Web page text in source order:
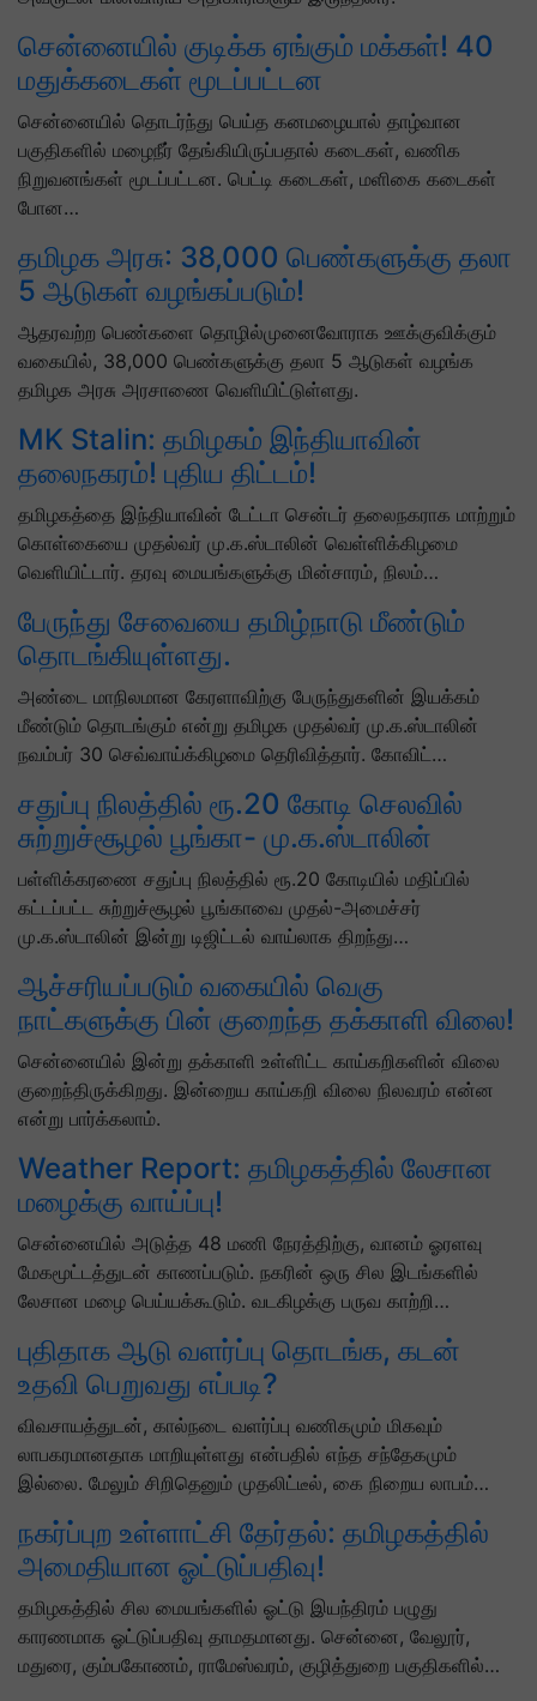
சென்னையில் குடிக்க ஏங்கும் மக்கள்! 40
மதுக்கடைகள் மூடப்பட்டன
சென்னையில் தொடர்ந்து பெய்த கனமழையால் தாழ்வான
பகுதிகளில் மழைநீர் தேங்கியிருப்பதால் கடைகள், வணிக
நிறுவனங்கள் மூடப்பட்டன. பெட்டி கடைகள், மளிகை கடைகள்
போன…
தமிழக அரசு: 38,000 பெண்களுக்கு தலா
5 ஆடுகள் வழங்கப்படும்!
ஆதரவற்ற பெண்களை தொழில்முனைவோராக ஊக்குவிக்கும்
வகையில், 38,000 பெண்களுக்கு தலா 5 ஆடுகள் வழங்க
தமிழக அரசு அரசாணை வெளியிட்டுள்ளது.
MK Stalin: தமிழகம் இந்தியாவின்
தலைநகரம்! புதிய திட்டம்!
தமிழகத்தை இந்தியாவின் டேட்டா சென்டர் தலைநகராக மாற்றும்
கொள்கையை முதல்வர் மு.க.ஸ்டாலின் வெள்ளிக்கிழமை
வெளியிட்டார். தரவு மையங்களுக்கு மின்சாரம், நிலம்…
பேருந்து சேவையை தமிழ்நாடு மீண்டும்
தொடங்கியுள்ளது.
அண்டை மாநிலமான கேரளாவிற்கு பேருந்துகளின் இயக்கம்
மீண்டும் தொடங்கும் என்று தமிழக முதல்வர் மு.க.ஸ்டாலின்
நவம்பர் 30 செவ்வாய்க்கிழமை தெரிவித்தார். கோவிட்…
சதுப்பு நிலத்தில் ரூ.20 கோடி செலவில்
சுற்றுச்சூழல் பூங்கா- மு.க.ஸ்டாலின்
பள்ளிக்கரணை சதுப்பு நிலத்தில் ரூ.20 கோடியில் மதிப்பில்
கட்டப்பட்ட சுற்றுச்சூழல் பூங்காவை முதல்-அமைச்சர்
மு.க.ஸ்டாலின் இன்று டிஜிட்டல் வாய்லாக திறந்து…
ஆச்சரியப்படும் வகையில் வெகு
நாட்களுக்கு பின் குறைந்த தக்காளி விலை!
சென்னையில் இன்று தக்காளி உள்ளிட்ட காய்கறிகளின் விலை
குறைந்திருக்கிறது. இன்றைய காய்கறி விலை நிலவரம் என்ன
என்று பார்க்கலாம்.
Weather Report: தமிழகத்தில் லேசான
மழைக்கு வாய்ப்பு!
சென்னையில் அடுத்த 48 மணி நேரத்திற்கு, வானம் ஓரளவு
மேகமூட்டத்துடன் காணப்படும். நகரின் ஒரு சில இடங்களில்
லேசான மழை பெய்யக்கூடும். வடகிழக்கு பருவ காற்றி…
புதிதாக ஆடு வளர்ப்பு தொடங்க, கடன்
உதவி பெறுவது எப்படி?
விவசாயத்துடன், கால்நடை வளர்ப்பு வணிகமும் மிகவும்
லாபகரமானதாக மாறியுள்ளது என்பதில் எந்த சந்தேகமும்
இல்லை. மேலும் சிறிதெனும் முதலிட்டீல், கை நிறைய லாபம்…
நகர்ப்புற உள்ளாட்சி தேர்தல்: தமிழகத்தில்
அமைதியான ஓட்டுப்பதிவு!
தமிழகத்தில் சில மையங்களில் ஓட்டு இயந்திரம் பழுது
காரணமாக ஓட்டுப்பதிவு தாமதமானது. சென்னை, வேலூர்,
மதுரை, கும்பகோணம், ராமேஸ்வரம், குழித்துறை பகுதிகளில்…